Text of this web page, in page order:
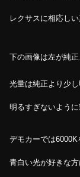
レクサスに相応し
下の画像は左が純正
光量は純正より少
明るすぎないように
デモカーでは
青白い光が好きな方